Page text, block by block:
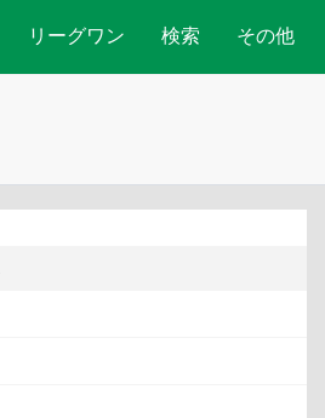
リーグワン 検索 その他